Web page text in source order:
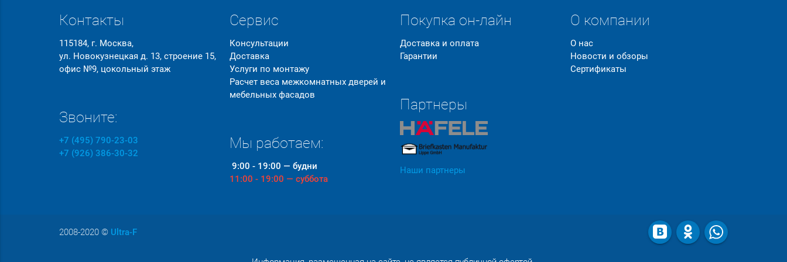
Контакты
115184, г. Москва,
ул. Новокузнецкая д. 13, строение 15,
офис №9, цокольный этаж
Звоните:
+7 (495) 790-23-03
+7 (926) 386-30-32
Сервис
Консультации
Доставка
Услуги по монтажу
Расчет веса межкомнатных дверей и
мебельных фасадов
Мы работаем:
9:00 - 19:00 — будни
11:00 - 19:00 — суббота
Покупка он-лайн
Доставка и оплата
Гарантии
Партнеры
Наши партнеры
О компании
О нас
Новости и обзоры
Сертификаты
2008-2020© Ultra-F